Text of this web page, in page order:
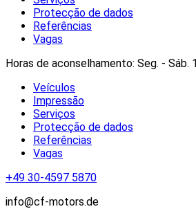
Protecção de dados
Referências
Vagas
Horas de aconselhamento: Seg. - Sáb.
Veículos
Impressão
Serviços
Protecção de dados
Referências
Vagas
+49 30-4597 5870
info@cf-motors.de